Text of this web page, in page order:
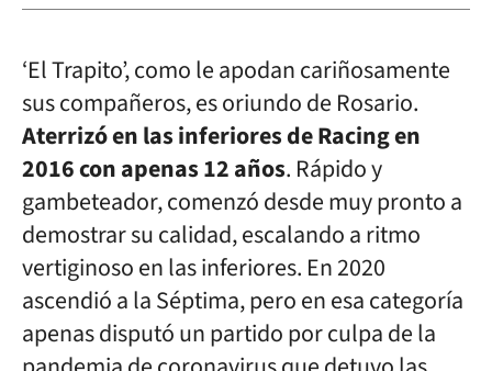
‘El Trapito’, como le apodan cariñosamente
sus compañeros, es oriundo de Rosario.
Aterrizó en las inferiores de Racing en
2016 con apenas 12 años. Rápido y
gambeteador, comenzó desde muy pronto a
demostrar su calidad, escalando a ritmo
vertiginoso en las inferiores. En 2020
ascendió a la Séptima, pero en esa categoría
apenas disputó un partido por culpa de la